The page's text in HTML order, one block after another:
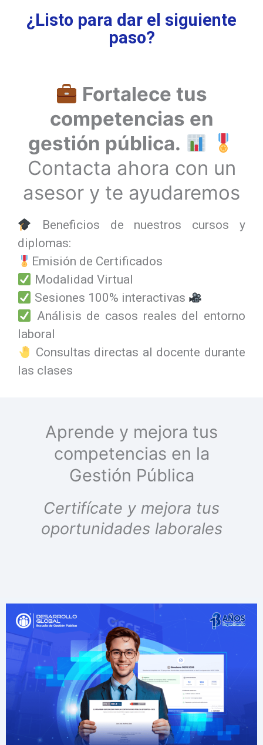
¿Listo para dar el siguiente
paso?
Fortalece tus
competencias en
gestión pública.
Contacta ahora con un
asesor y te ayudaremos
Beneficios de nuestros cursos y
diplomas:
Emisión de Certificados
Modalidad Virtual
Sesiones 100% interactivas
Análisis de casos reales del entorno
laboral
Consultas directas al docente durante
las clases
Aprende y mejora tus
competencias en la
Gestión Pública
Certifícate y mejora tus
oportunidades laborales